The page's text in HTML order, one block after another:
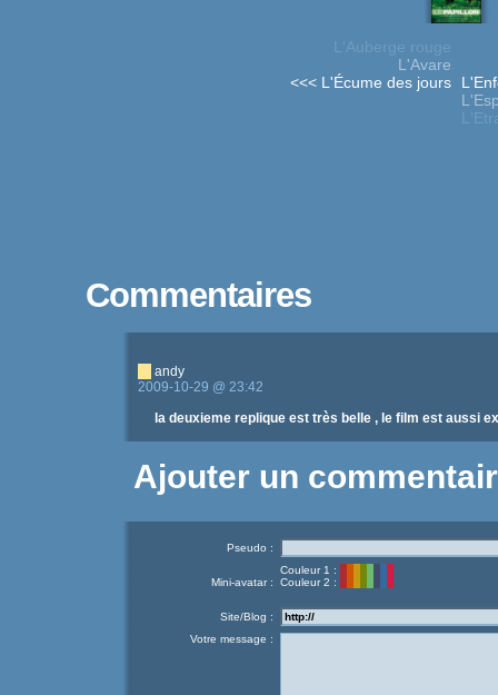
L'Auberge rouge
L'Avare
<<< L'Écume des jours
Commentaires
andy
2009-10-29 @ 23:42
la deuxieme replique est très belle , le film est aussi
Ajouter un
Pseudo :
Mini-avatar :
Couleur 1 :
Couleur 2 :
Site/Blog :
Votre message :